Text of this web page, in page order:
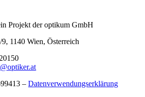
Projekt der optikum GmbH
1140 Wien, Österreich
–Datenverwendungserklärung